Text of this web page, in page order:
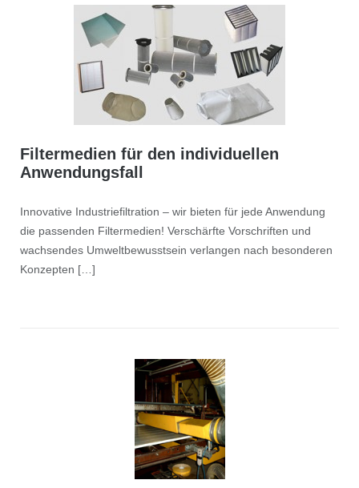
Filtermedien für den individuellen
Anwendungsfall
Innovative Industriefiltration – wir bieten für jede Anwendung
die passenden Filtermedien! Verschärfte Vorschriften und
wachsendes Umweltbewusstsein verlangen nach besonderen
Konzepten […]